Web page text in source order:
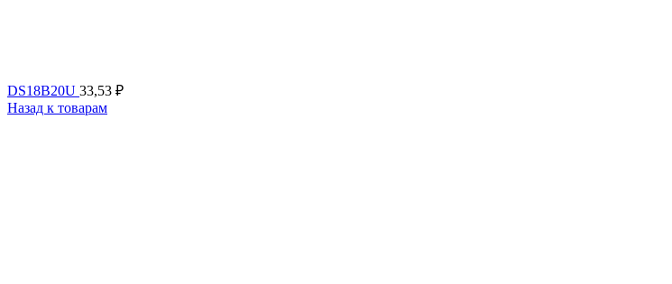
DS18B20U 33,53 ₽
Назад к товарам